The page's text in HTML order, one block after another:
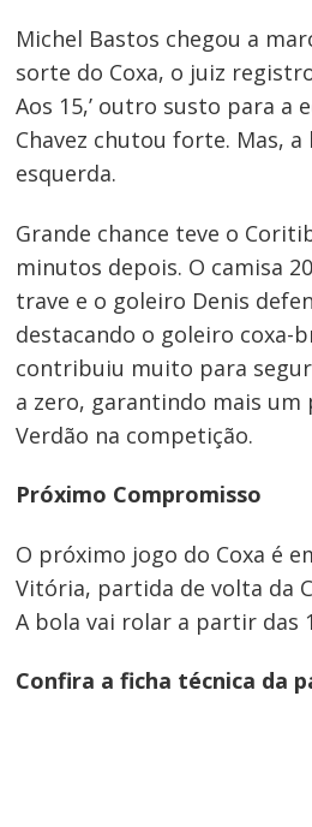
Michel Bastos chegou a
sorte do Coxa, o juiz
Aos 15,’ outro susto para a
Chavez chutou forte. Mas,
esquerda.
Grande chance teve o
minutos depois. O camisa
trave e o goleiro Denis
destacando o goleiro coxa-
contribuiu muito para
a zero, garantindo mais um
Verdão na competição.
Próximo Compromisso
O próximo jogo do Coxa é
Vitória, partida de volta da
A bola vai rolar a partir das
Confira a ficha técnica da